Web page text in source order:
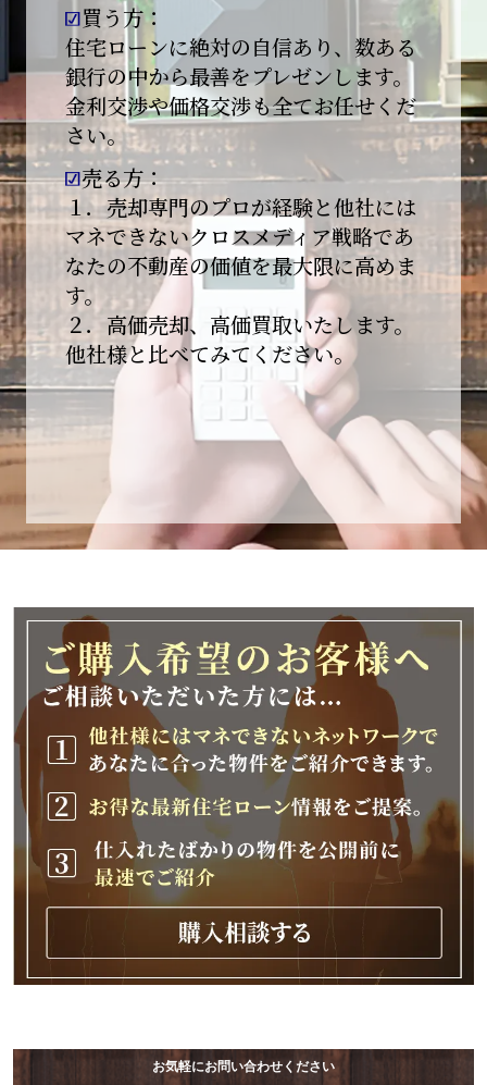
2026-01-09
【新年あけましておめでとうございます】
本日より始業いたしました。
昨年は多くのご縁とご支援をいただき、心より
感謝申し上げます。
本年も地域に根ざし、誠実な仕事を積み重ねて
参ります。
引き続きどうぞよろしくお願いいたします。
2025-12-20
【年末年始休業のお知らせ】
平素は格別のご愛顧を賜り、誠にありがとうご
下記期間を年末年始休業とさせて頂きます。
2025年12月25日(木)～2026年1月8日(木)
2026年1月9日(金)以降、順次対応させて頂きま
す。
ご不便をおかけいたしますが、何卒ご理解の程
よろしくお願いいたします。
買う方：
住宅ローンに絶対の自信あり、数ある
銀行の中から最善をプレゼンします。
金利交渉や価格交渉も全てお任せくだ
さい。
売る方：
１．売却専門のプロが経験と他社には
マネできないクロスメディア戦略であ
なたの不動産の価値を最大限に高めま
す。
２．高価売却、高価買取いたします。
他社様と比べてみてください。
お気軽にお問い合わせください